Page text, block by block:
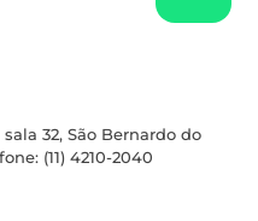
sala 32, São Bernardo do
(11) 4210-2040